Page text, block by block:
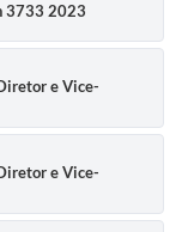
3733 2023
e Vice-
e Vice-